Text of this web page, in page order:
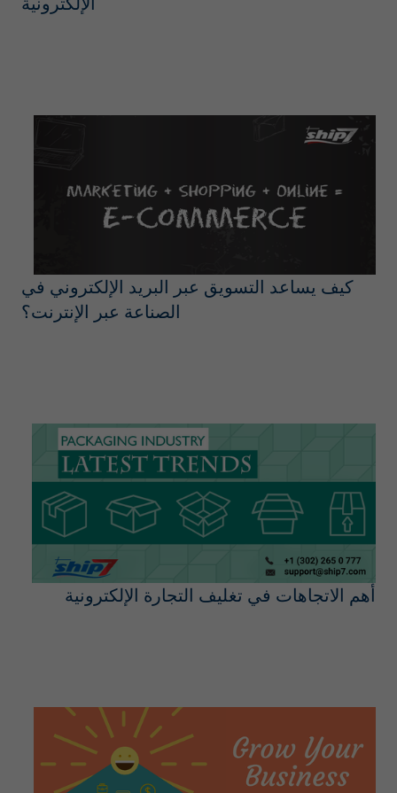
كيف يساعد التسويق عبر البريد الإلكتروني في
الصناعة عبر الإنترنت؟
أهم الاتجاهات في تغليف التجارة الإلكترونية